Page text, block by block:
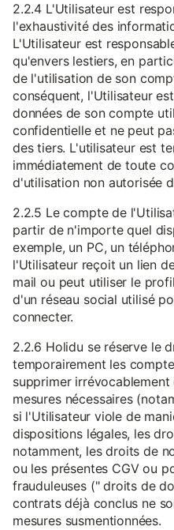
2.2.4 L'Utilisateur est
l'exhaustivité des
L'Utilisateur est
qu'envers lestiers, en
de l'utilisation de son
conséquent, l'Utilisateur
données de son compte
confidentielle et ne peut
des tiers. L'utilisateur est
immédiatement de toute
d'utilisation non autorisée
2.2.5 Le compte de
partir de n'importe quel
exemple, un PC, un
l'Utilisateur reçoit un lien
mail ou peut utiliser le
d'un réseau social utilisé
connecter.
2.2.6 Holidu se réserve le
temporairement les
supprimer
mesures nécessaires
si l'Utilisateur viole de
dispositions légales, les
notamment, les droits de
ou les présentes CGV ou
frauduleuses (" droits de
contrats déjà conclus ne
mesures susmentionnées.